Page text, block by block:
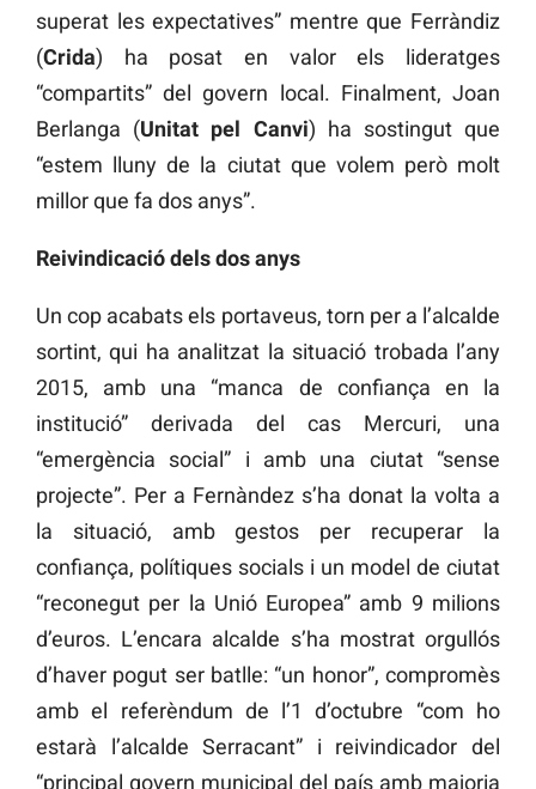
superat les expectatives” mentre que Ferràndiz
(Crida) ha posat en valor els lideratges
“compartits” del govern local. Finalment, Joan
Berlanga (Unitat pel Canvi) ha sostingut que
“estem lluny de la ciutat que volem però molt
millor que fa dos anys”.
Reivindicació dels dos anys
Un cop acabats els portaveus, torn per a l’alcalde
sortint, qui ha analitzat la situació trobada l’any
2015, amb una “manca de confiança en la
institució” derivada del cas Mercuri, una
“emergència social” i amb una ciutat “sense
projecte”. Per a Fernàndez s’ha donat la volta a
la situació, amb gestos per recuperar la
confiança, polítiques socials i un model de ciutat
“reconegut per la Unió Europea” amb 9 milions
d’euros. L’encara alcalde s’ha mostrat orgullós
d’haver pogut ser batlle: “un honor”, compromès
amb el referèndum de l’1 d’octubre “com ho
estarà l’alcalde Serracant” i reivindicador del
“principal govern municipal del país amb majoria